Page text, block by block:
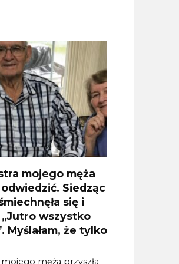
mojego męża
odwiedzić. Siedząc
się i
„Jutro wszystko
Myślałam, że tylko
męża przyszła